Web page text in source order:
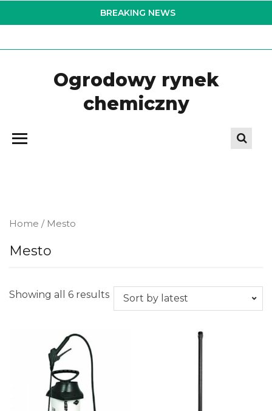
to
BREAKING NEWS
Ogrodowy rynek
chemiczny
Home / Mesto
Mesto
Showing all 6 results